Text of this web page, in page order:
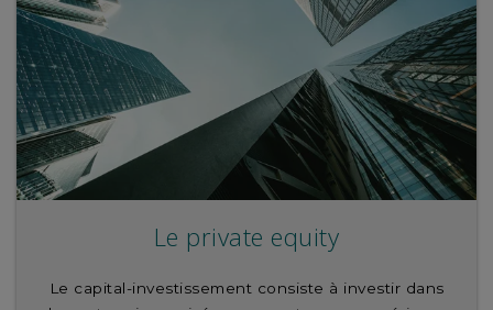
Le private equity
Le capital-investissement consiste à investir dans